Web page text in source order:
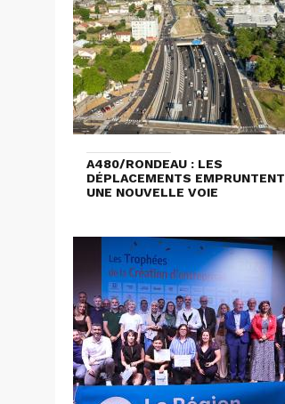
A480/RONDEAU : LES
DÉPLACEMENTS EMPRUNTENT
UNE NOUVELLE VOIE